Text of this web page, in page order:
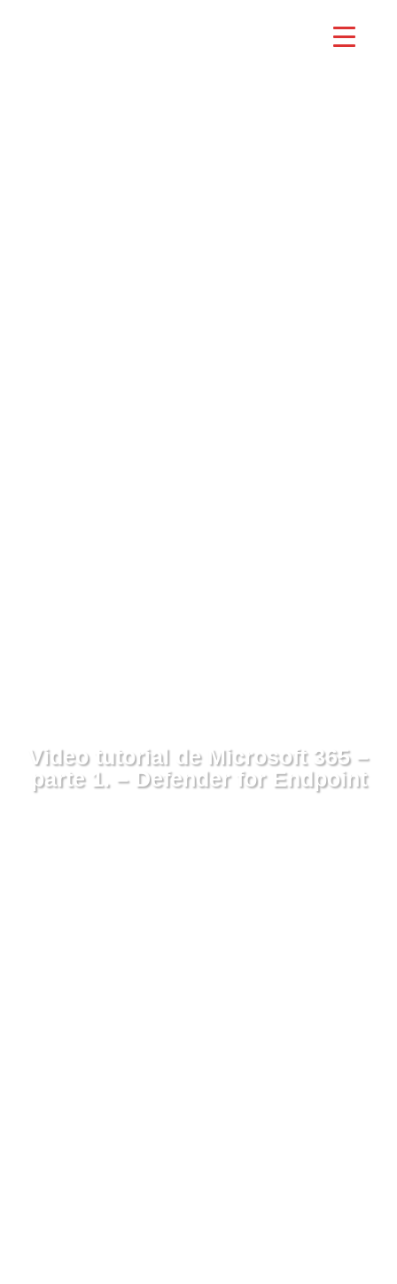
Video tutorial de Microsoft 365 –
parte 1. – Defender for Endpoint